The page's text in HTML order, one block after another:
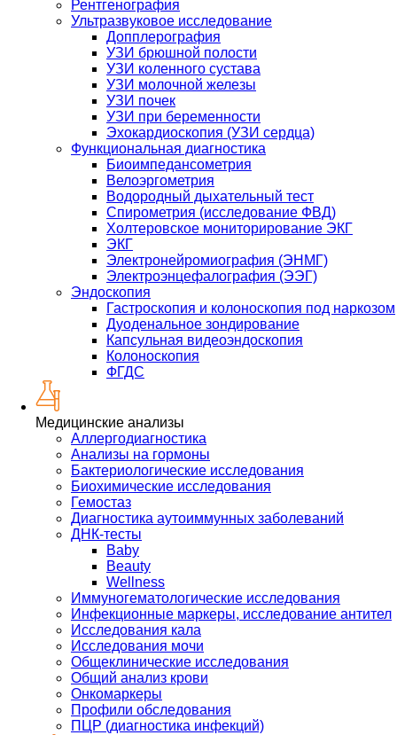
Рентгенография
Ультразвуковое исследование
Допплерография
УЗИ брюшной полости
УЗИ коленного сустава
УЗИ молочной железы
УЗИ почек
УЗИ при беременности
Эхокардиоскопия (УЗИ сердца)
Функциональная диагностика
Биоимпедансометрия
Велоэргометрия
Водородный дыхательный тест
Спирометрия (исследование ФВД)
Холтеровское мониторирование ЭКГ
ЭКГ
Электронейромиография (ЭНМГ)
Электроэнцефалография (ЭЭГ)
Эндоскопия
Гастроскопия и колоноскопия под наркозом
Дуоденальное зондирование
Капсульная видеоэндоскопия
Колоноскопия
ФГДС
Медицинские анализы
Аллергодиагностика
Анализы на гормоны
Бактериологические исследования
Биохимические исследования
Гемостаз
Диагностика аутоиммунных заболеваний
ДНК-тесты
Baby
Beauty
Wellness
Иммуногематологические исследования
Инфекционные маркеры, исследование антител
Исследования кала
Исследования мочи
Общеклинические исследования
Общий анализ крови
Онкомаркеры
Профили обследования
ПЦР (диагностика инфекций)